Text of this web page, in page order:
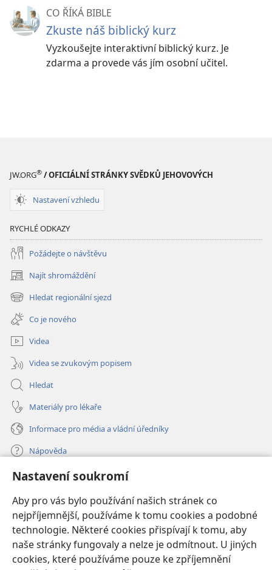
Nastavení soukromí
Aby pro vás bylo používání našich stránek co
nejpříjemnější, používáme k tomu cookies a podobné
technologie. Některé cookies přispívají k tomu, aby
naše stránky fungovaly a nelze je odmítnout. U jiných
cookies, které používáme pouze ke zpříjemnění
CO ŘÍKÁ BIBLE
Zkuste náš biblický kurz
Vyzkoušejte interaktivní biblický kurz. Je
zdarma a provede vás jím osobní učitel.
JW.ORG® / OFICIÁLNÍ STRÁNKY SVĚDKŮ JEHOVOVÝCH
Nastavení vzhledu
RYCHLÉ ODKAZY
Požádejte o návštěvu
Najít shromáždění
(otevřeno
nové
okno)
Hledat regionální sjezd
(otevřeno
nové
okno)
Co je nového
Videa
Videa se zvukovým popisem
Hledat
Materiály pro lékaře
Informace pro média a vládní úředníky
Nápověda
Dary
nové
okno) ONLINE KNIHOVNA Strážné věže
(otevřeno
nové
okno)JW Hub®
(otevřeno
nové